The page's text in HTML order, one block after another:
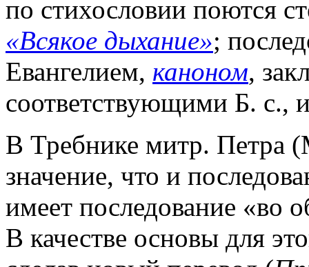
по стихословии поются
«Всякое дыхание»;
Евангелием, каноном,
соответствующими Б. с.,
В Требнике митр. Петра
значение, что и
имеет последование
В качестве основы для